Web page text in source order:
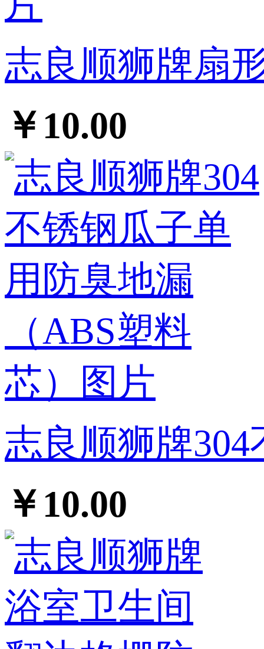
志良顺狮牌扇
￥10.00
志良顺狮牌
￥10.00